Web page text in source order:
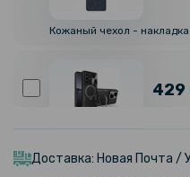
Кожаный чехол -
429
Чехол - накладка Omeve
Доставка: Новая Почта /